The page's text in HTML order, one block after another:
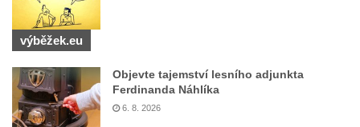
Pomník obětem válek před hřbitovem v
Hostíně u Vojkovic
Kenotaf Václava Floriána na hřbitově v
Lužci nad Vltavou
Kenotaf Miloslava Švice na hřbitově v Lužci
nad Vltavou
výběžek.eu
Objevte tajemství lesního adjunkta
Ferdinanda Náhlíka
6. 8. 2026